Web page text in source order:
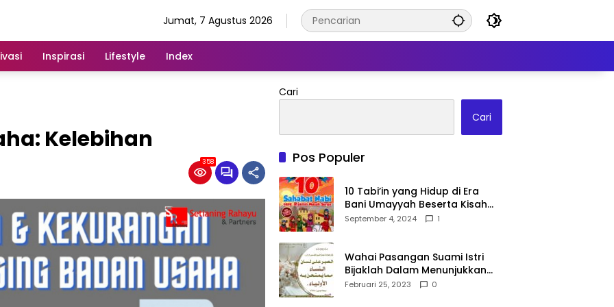
Jumat, 7 Agustus 2026
Inspirasi Lifestyle Index
Kelebihan
358
Cari
Cari
Pos Populer
10 Tabi’in yang Hidup di Era
Bani Umayyah Beserta Kisah
Teladan Mereka!
September 4, 2024 1
Wahai Pasangan Suami Istri
Bijaklah Dalam Menunjukkan
Kebahagiaanmu Di Publik
Februari 25, 2023 0